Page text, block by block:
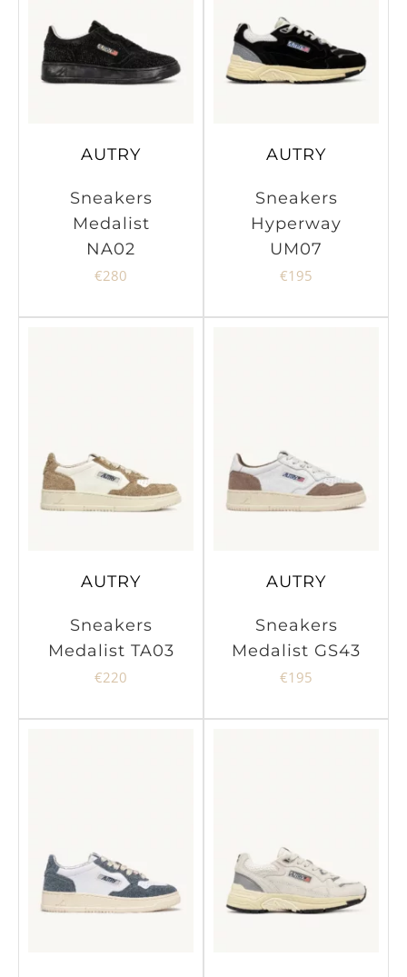
AUTRY
Sneakers
Medalist
NA02
€280
AUTRY
Sneakers
Hyperway
UM07
€195
AUTRY
Sneakers
Medalist TA03
€220
AUTRY
Sneakers
Medalist GS43
€195